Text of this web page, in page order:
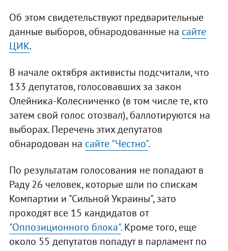
Об этом свидетельствуют предварительные
данные выборов, обнародованные на сайте
ЦИК.
В начале октября активисты подсчитали, что
133 депутатов, голосовавших за закон
Олейника-Колесниченко (в том числе те, кто
затем свой голос отозвал), баллотируются на
выборах. Перечень этих депутатов
обнародован на сайте "Честно".
По результатам голосования не попадают в
Раду 26 человек, которые шли по спискам
Компартии и "Сильной Украины", зато
проходят все 15 кандидатов от
"Оппозиционного блока". Кроме того, еще
около 55 депутатов попадут в парламент по